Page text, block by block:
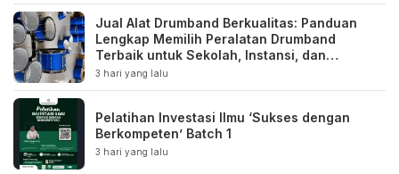
Jual Alat Drumband Berkualitas: Panduan
Lengkap Memilih Peralatan Drumband
Terbaik untuk Sekolah, Instansi, dan
Komunitas
3 hari yang lalu
Pelatihan Investasi Ilmu ‘Sukses dengan
Berkompeten’ Batch 1
3 hari yang lalu